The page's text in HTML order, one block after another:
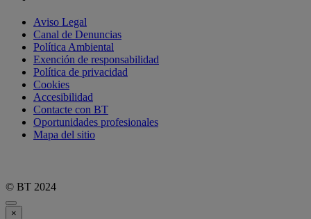
Aviso Legal
Canal de Denuncias
Política Ambiental
Exención de responsabilidad
Política de privacidad
Cookies
Accesibilidad
Contacte con BT
Oportunidades profesionales
Mapa del sitio
© BT 2024
×